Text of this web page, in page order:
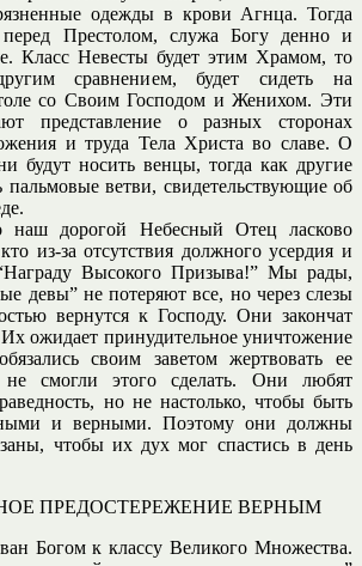
одежды в крови Агнца. Тогда
Престолом, служа Богу денно и
Класс Невесты будет этим Храмом, то
сравнением, будет сидеть на
со Своим Господом и Женихом. Эти
представление о разных сторонах
и труда Тела Христа во славе. О
будут носить венцы, тогда как другие
пальмовые ветви, свидетельствующие об
дорогой Небесный Отец ласково
из-за отсутствия должного усердия и
Высокого Призыва!” Мы рады,
девы” не потеряют все, но через слезы
вернутся к Господу. Они закончат
ожидает принудительное уничтожение
своим заветом жертвовать ее
не смогли этого сделать. Они любят
но не настолько, чтобы быть
и верными. Поэтому они должны
чтобы их дух мог спастись в день
ПРЕДОСТЕРЕЖЕНИЕ ВЕРНЫМ
Богом к классу Великого Множества.